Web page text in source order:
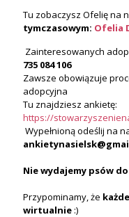
Tu zobaczysz Ofelię na
tymczasowym: Ofelia
Zainteresowanych
735 084 106
Zawsze obowiązuje
adopcyjna
Tu znajdziesz ankietę:
https://
Wypełnioną odeślij na
Nie wydajemy psów
Przypominamy, że
wirtualnie :)